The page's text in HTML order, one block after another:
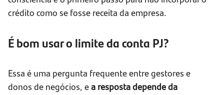
crédito como se fosse receita da empresa.
É bom usar o limite da conta PJ?
Essa é uma pergunta frequente entre gestores e
donos de negócios, ea resposta depende da